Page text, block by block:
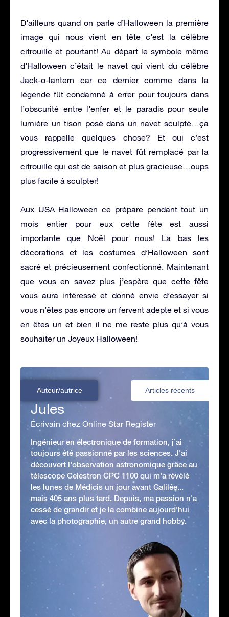
D’ailleurs quand on parle d’Halloween la première
image qui nous vient en tête c’est la célèbre
citrouille et pourtant! Au départ le symbole même
d’Halloween c’était le navet qui vient du célèbre
Jack-o-lantern car ce dernier comme dans la
légende fût condamné à errer pour toujours dans
l’obscurité entre l’enfer et le paradis pour seule
lumière un tison posé dans un navet sculpté…ça
vous rappelle quelques chose? Et oui c’est
progressivement que le navet fût remplacé par la
citrouille qui est de saison et plus gracieuse…oups
plus facile à sculpter!
Aux USA Halloween ce prépare pendant tout un
mois entier pour eux cette fête est aussi
importante que Noël pour nous! La bas les
décorations et les costumes d’Halloween sont
sacré et précieusement confectionné. Maintenant
que vous en savez plus j’espère que cette fête
vous aura intéressé et donné envie d’essayer si
vous n’êtes pas encore un fervent adepte et si vous
en êtes un et bien il ne me reste plus qu’à vous
souhaiter un Joyeux Halloween!
Auteur/autrice Articles récents
Jules
Écrivain chez Online Star Register
Ingénieur en électronique de formation, j’ai
toujours été passionné par les sciences. J'ai
découvert l'observation astronomique grâce au
télescope Celestron CPC 1100 qui m'a révélé
les lunes de Médicis un jour avant Galilée...
mais 405 ans plus tard. Depuis, ma passion n'a
cessé de grandir et je la combine aujourd'hui
avec la photographie, un autre grand hobby.